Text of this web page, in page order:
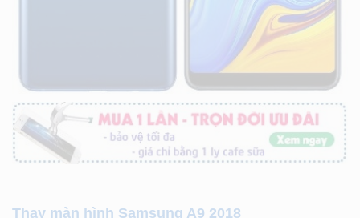
Thay màn hình Samsung A9 2018